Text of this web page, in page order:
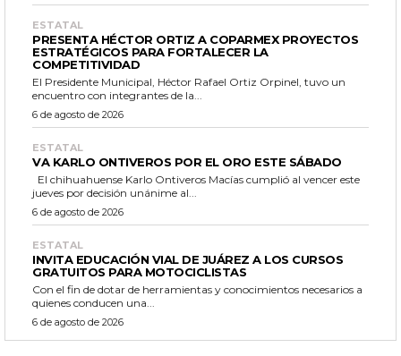
ESTATAL
PRESENTA HÉCTOR ORTIZ A COPARMEX PROYECTOS
ESTRATÉGICOS PARA FORTALECER LA
COMPETITIVIDAD
El Presidente Municipal, Héctor Rafael Ortiz Orpinel, tuvo un
encuentro con integrantes de la...
6 de agosto de 2026
ESTATAL
VA KARLO ONTIVEROS POR EL ORO ESTE SÁBADO
jueves por decisión unánime al...
6 de agosto de 2026
ESTATAL
INVITA EDUCACIÓN VIAL DE JUÁREZ A LOS CURSOS
GRATUITOS PARA MOTOCICLISTAS
Con el fin de dotar de herramientas y conocimientos necesarios a
quienes conducen una...
6 de agosto de 2026